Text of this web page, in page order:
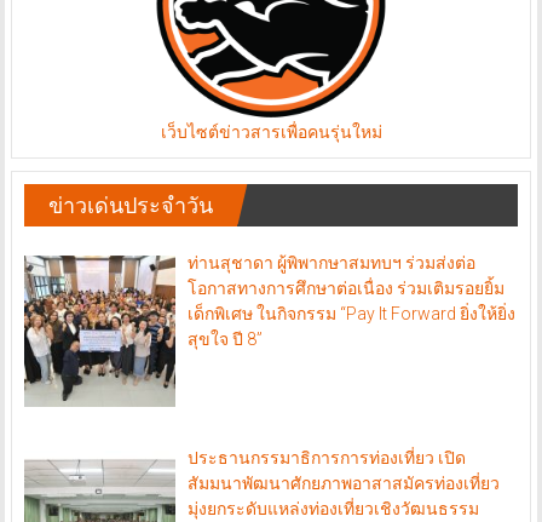
เว็บไซต์ข่าวสารเพื่อคนรุ่นใหม่
ข่าวเด่นประจำวัน
ท่านสุชาดา ผู้พิพากษาสมทบฯ ร่วมส่งต่อ
โอกาสทางการศึกษาต่อเนื่อง ร่วมเติมรอยยิ้ม
เด็กพิเศษ ในกิจกรรม “Pay It Forward ยิ่งให้ยิ่ง
สุขใจ ปี 8”
ประธานกรรมาธิการการท่องเที่ยว เปิด
สัมมนาพัฒนาศักยภาพอาสาสมัครท่องเที่ยว
มุ่งยกระดับแหล่งท่องเที่ยวเชิงวัฒนธรรม